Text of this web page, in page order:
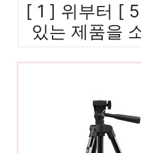
[ 1 ] 위부터 [
있는 제품을